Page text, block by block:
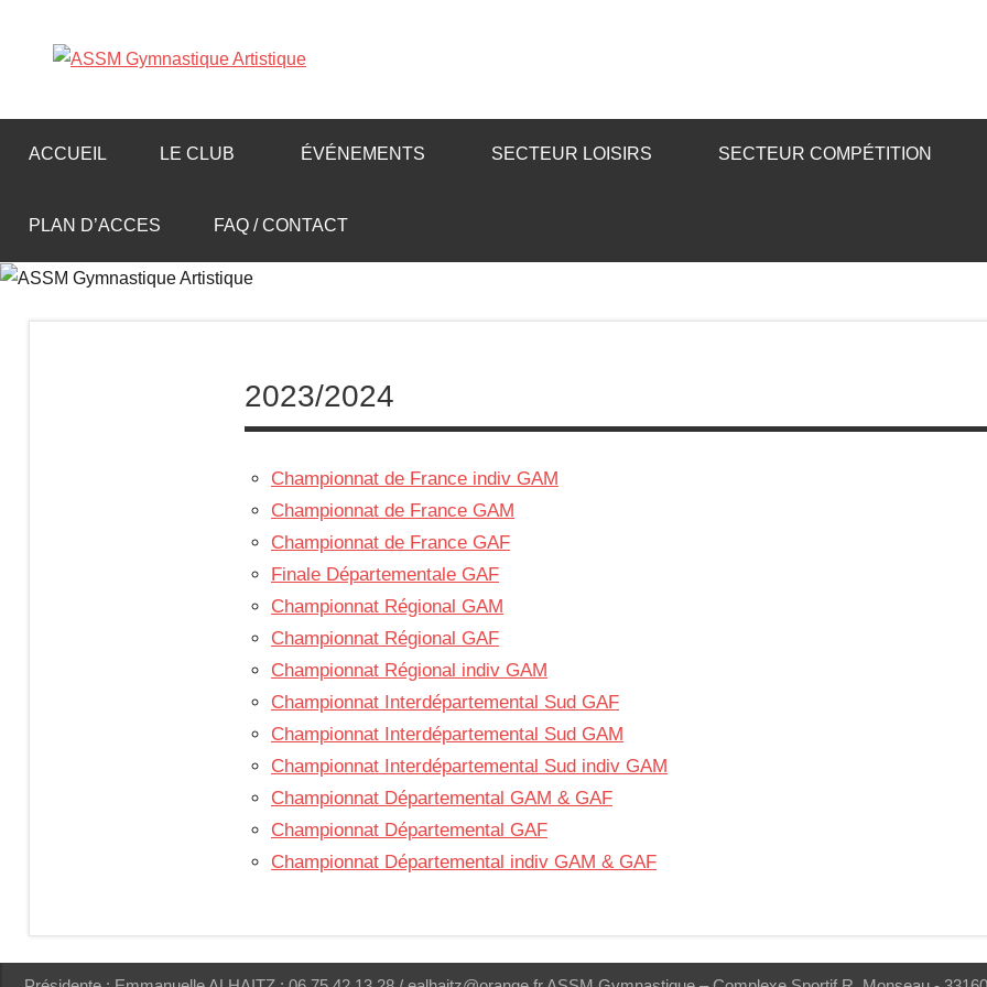
S
S
M
G
y
m
n
a
s
t
i
q
e
ACCUEIL LE CLUB ÉVÉNEMENTS SECTEUR LOISIRS SECTEUR COMPÉTITION
PLAN D’ACCES FAQ / CONTACT
2023/2024
Championnat de France indiv GAM
Championnat de France GAM
Championnat de France GAF
Finale Départementale GAF
Championnat Régional GAM
Championnat Régional GAF
Championnat Régional indiv GAM
Championnat Interdépartemental Sud GAF
Championnat Interdépartemental Sud GAM
Championnat Interdépartemental Sud indiv GAM
Championnat Départemental GAM & GAF
Championnat Départemental GAF
Championnat Départemental indiv GAM & GAF